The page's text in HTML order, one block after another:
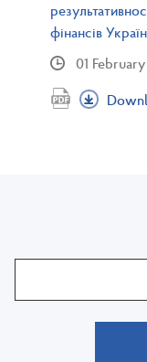
фінансів
01